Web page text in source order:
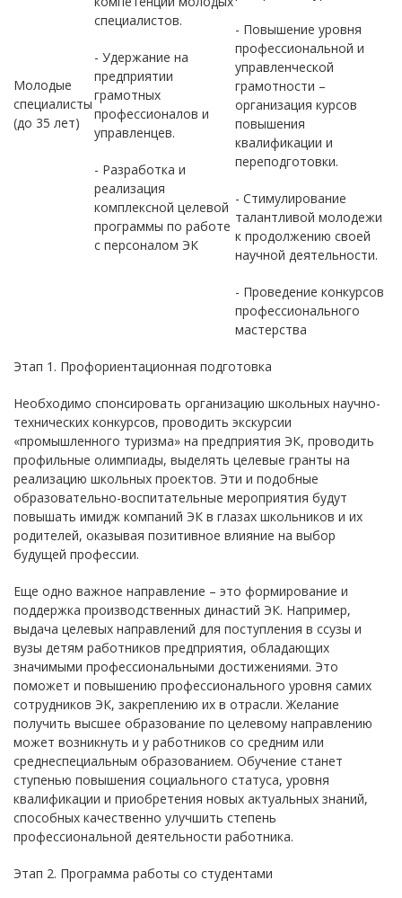
Молодые
специалисты
(до 35 лет)
специалистов.
- Удержание на
предприятии
грамотных
профессионалов и
управленцев.
- Разработка и
реализация
комплексной целевой
программы по работе
с персоналом ЭК
- Повышение уровня
профессиональной и
управленческой
грамотности –
организация курсов
повышения
квалификации и
переподготовки.
- Стимулирование
талантливой молодежи
к продолжению своей
научной деятельности.
- Проведение конкурсов
профессионального
мастерства
Этап 1. Профориентационная подготовка
Необходимо спонсировать организацию школьных научно-
технических конкурсов, проводить экскурсии
«промышленного туризма» на предприятия ЭК, проводить
профильные олимпиады, выделять целевые гранты на
реализацию школьных проектов. Эти и подобные
образовательно-воспитательные мероприятия будут
повышать имидж компаний ЭК в глазах школьников и их
родителей, оказывая позитивное влияние на выбор
будущей профессии.
Еще одно важное направление – это формирование и
поддержка производственных династий ЭК. Например,
выдача целевых направлений для поступления в ссузы и
вузы детям работников предприятия, обладающих
значимыми профессиональными достижениями. Это
поможет и повышению профессионального уровня самих
сотрудников ЭК, закреплению их в отрасли. Желание
получить высшее образование по целевому направлению
может возникнуть и у работников со средним или
среднеспециальным образованием. Обучение станет
ступенью повышения социального статуса, уровня
квалификации и приобретения новых актуальных знаний,
способных качественно улучшить степень
профессиональной деятельности работника.
Этап 2. Программа работы со студентами